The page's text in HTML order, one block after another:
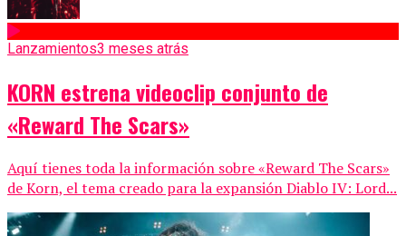
Lanzamientos3 meses atrás
KORN estrena videoclip conjunto de
«Reward The Scars»
Aquí tienes toda la información sobre «Reward The Scars»
de Korn, el tema creado para la expansión Diablo IV: Lord...